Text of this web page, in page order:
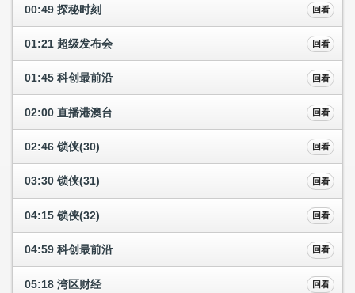
00:49 探秘时刻 回看
01:21 超级发布会 回看
01:45 科创最前沿 回看
02:00 直播港澳台 回看
02:46 锁侠(30) 回看
03:30 锁侠(31) 回看
04:15 锁侠(32) 回看
04:59 科创最前沿 回看
05:18 湾区财经 回看